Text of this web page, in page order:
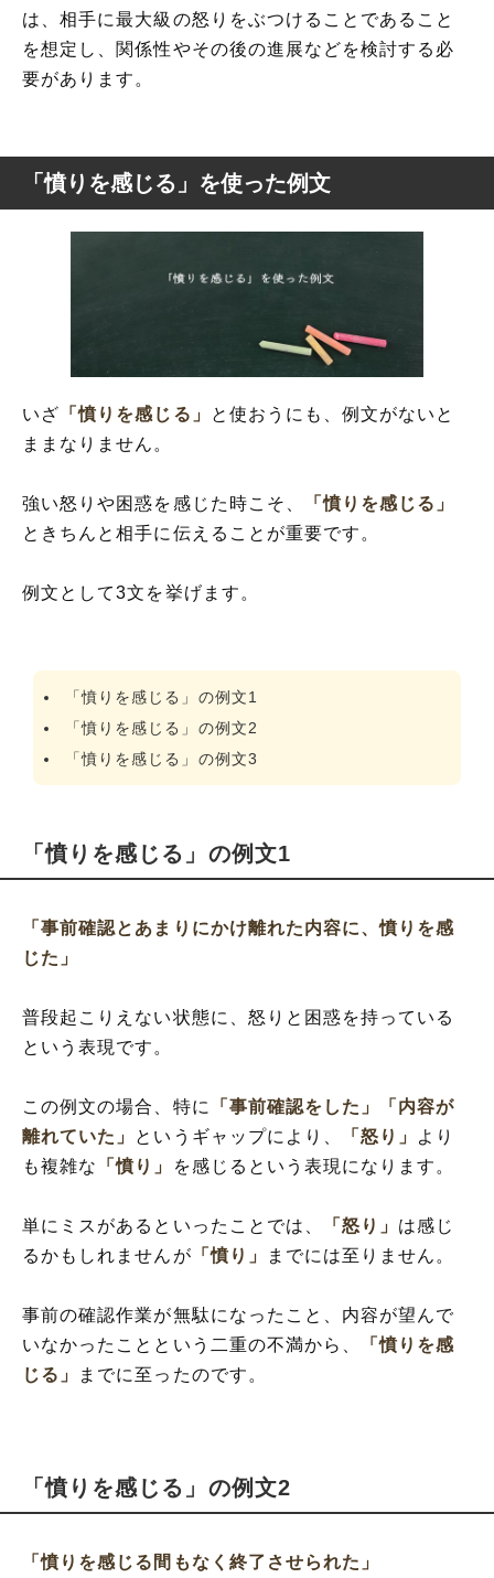
は、相手に最大級の怒りをぶつけることであること
を想定し、関係性やその後の進展などを検討する必
要があります。
「憤りを感じる」を使った例文
いざ 「憤りを感じる」
と使おうにも、例文がないと
ままなりません。
強い怒りや困惑を感じた時こそ、
「憤りを感じる」
ときちんと相手に伝えることが重要です。
例文として3文を挙げます。
「憤りを感じる」の例文1
「憤りを感じる」の例文2
「憤りを感じる」の例文3
「憤りを感じる」の例文1
「事前確認とあまりにかけ離れた内容に、憤りを感
じた」
普段起こりえない状態に、怒りと困惑を持っている
という表現です。
この例文の場合、特に 「事前確認をした」
「内容が
離れていた」 というギャップにより、 「怒り」 より
も複雑な
「憤り」 を感じるという表現になります。
単にミスがあるといったことでは、 「怒り」 は感じ
るかもしれませんが 「憤り」 までには至りません。
事前の確認作業が無駄になったこと、内容が望んで
いなかったことという二重の不満から、
「憤りを感
じる」
までに至ったのです。
「憤りを感じる」の例文2
「憤りを感じる間もなく終了させられた」